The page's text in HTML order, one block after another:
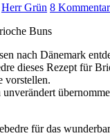
Herr Grün 8
nach Dänemark
dieses Rezept für
vorstellen.
für das